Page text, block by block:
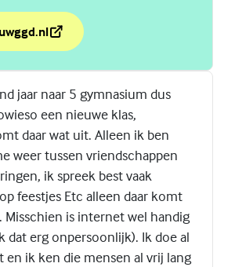
er als je stress hebt?
jaar naar 5 gymnasium dus
een nieuwe klas,
daar wat uit. Alleen ik ben
weer tussen vriendschappen
ik spreek best vaak
feestjes Etc alleen daar komt
is internet wel handig
dat erg onpersoonlijk). Ik doe al
en ik ken die mensen al vrij lang